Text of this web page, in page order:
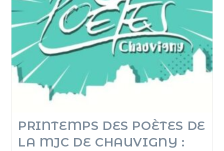
PRINTEMPS DES POÈTES DE
LA MJC DE CHAUVIGNY :